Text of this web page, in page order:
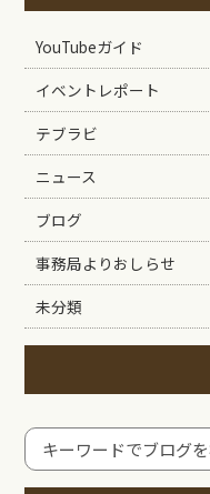
YouTubeガイド
イベントレポート
テブラビ
ニュース
ブログ
事務局よりおしらせ
未分類